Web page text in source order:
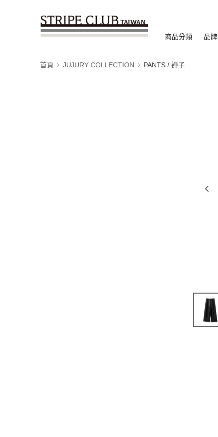
商品分類 品
首頁 JUJURY COLLECTION PANTS / 褲子